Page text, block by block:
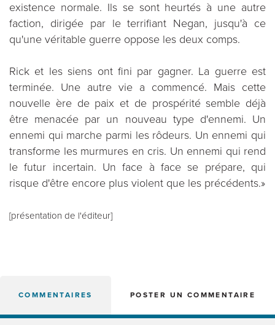
existence normale. Ils se sont heurtés à une autre
faction, dirigée par le terrifiant Negan, jusqu'à ce
qu'une véritable guerre oppose les deux comps.
Rick et les siens ont fini par gagner. La guerre est
terminée. Une autre vie a commencé. Mais cette
nouvelle ère de paix et de prospérité semble déjà
être menacée par un nouveau type d'ennemi. Un
ennemi qui marche parmi les rôdeurs. Un ennemi qui
transforme les murmures en cris. Un ennemi qui rend
le futur incertain. Un face à face se prépare, qui
risque d'être encore plus violent que les précédents.»
[présentation de l'éditeur]
COMMENTAIRES POSTER UN COMMENTAIRE